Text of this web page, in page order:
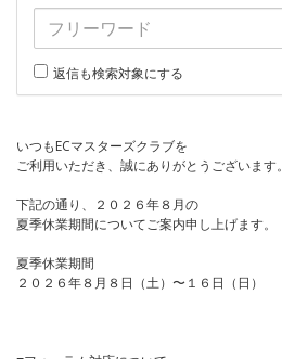
返信も検索対象にする
いつもECマスターズクラブを
ご利用いただき、誠にありがとうございます。
下記の通り、２０２６年８月の
夏季休業期間についてご案内申し上げます。
夏季休業期間
２０２６年８月８日（土）〜１６日（日）